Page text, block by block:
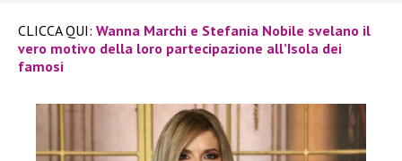
CLICCA QUI: Wanna Marchi e Stefania Nobile svelano il
vero motivo della loro partecipazione all’Isola dei
famosi